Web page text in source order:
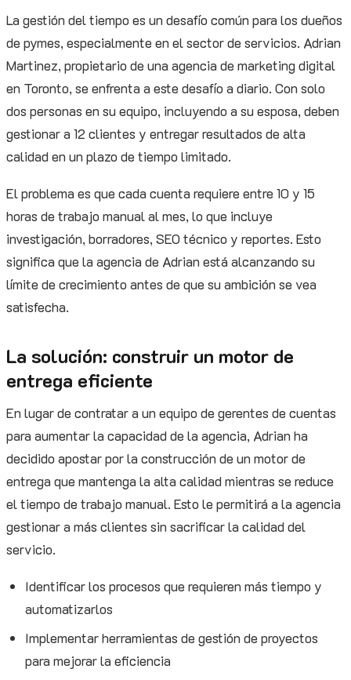
La gestión del tiempo es un desafío común para los dueños
de pymes, especialmente en el sector de servicios. Adrian
Martinez, propietario de una agencia de marketing digital
en Toronto, se enfrenta a este desafío a diario. Con solo
dos personas en su equipo, incluyendo a su esposa, deben
gestionar a 12 clientes y entregar resultados de alta
calidad en un plazo de tiempo limitado.
El problema es que cada cuenta requiere entre 10 y 15
horas de trabajo manual al mes, lo que incluye
investigación, borradores, SEO técnico y reportes. Esto
significa que la agencia de Adrian está alcanzando su
límite de crecimiento antes de que su ambición se vea
satisfecha.
La solución: construir un motor de
entrega eficiente
En lugar de contratar a un equipo de gerentes de cuentas
para aumentar la capacidad de la agencia, Adrian ha
decidido apostar por la construcción de un motor de
entrega que mantenga la alta calidad mientras se reduce
el tiempo de trabajo manual. Esto le permitirá a la agencia
gestionar a más clientes sin sacrificar la calidad del
servicio.
Identificar los procesos que requieren más tiempo y
automatizarlos
Implementar herramientas de gestión de proyectos
para mejorar la eficiencia